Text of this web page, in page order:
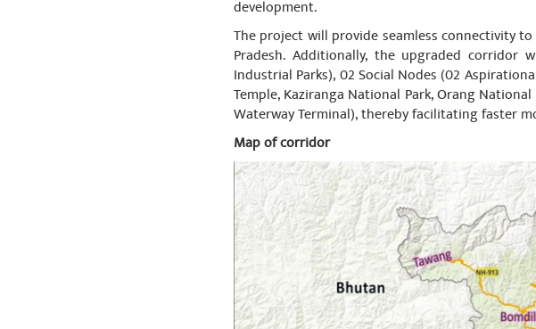
jai Hind
షేర్ చేయండి
சத்திய ராஜ் June 22, 2023
Congratulations.
షేర్ చేయండి
development.
The project will provide seamless connectivity
Pradesh. Additionally, the upgraded corridor
Industrial Parks), 02 Social Nodes (02
Temple, Kaziranga National Park, Orang
Waterway Terminal), thereby facilitating faster
Map of corridor